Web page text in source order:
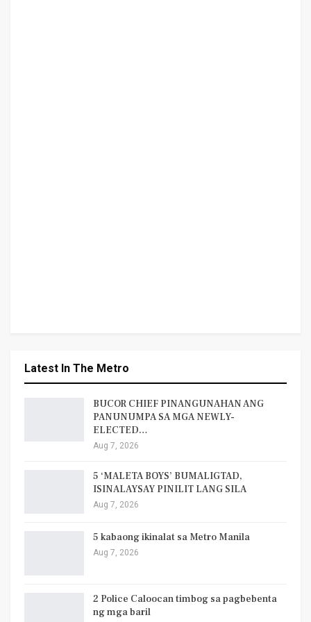
Latest In The Metro
BUCOR CHIEF PINANGUNAHAN ANG
PANUNUMPA SA MGA NEWLY-
ELECTED…
Aug 7, 2026
5 ‘MALETA BOYS’ BUMALIGTAD,
ISINALAYSAY PINILIT LANG SILA
Aug 7, 2026
5 kabaong ikinalat sa Metro Manila
Aug 7, 2026
2 Police Caloocan timbog sa pagbebenta
ng mga baril